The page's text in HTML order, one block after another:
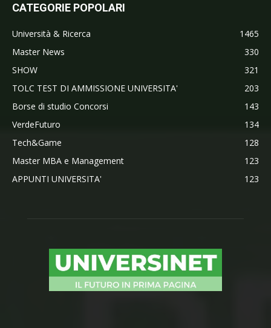
CATEGORIE POPOLARI
Università & Ricerca
1465
Master News
330
SHOW
321
TOLC TEST DI AMMISSIONE UNIVERSITA'
203
Borse di studio Concorsi
143
VerdeFuturo
134
Tech&Game
128
Master MBA e Management
123
APPUNTI UNIVERSITA'
123